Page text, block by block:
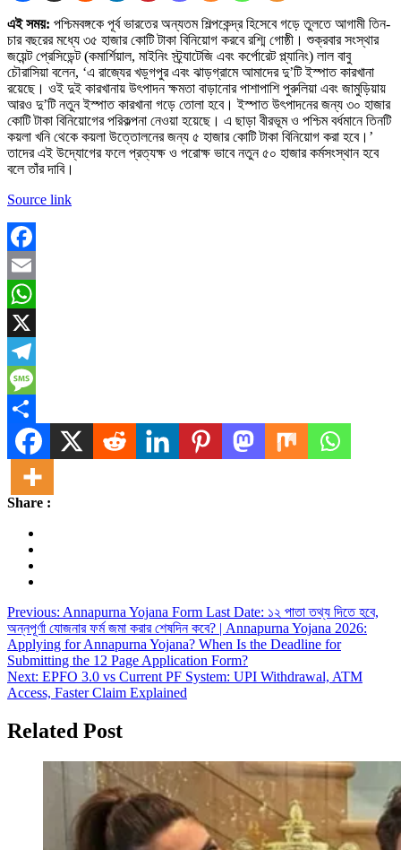
এই সময়: পশ্চিমবঙ্গকে পূর্ব ভারতের অন্যতম শিল্পকেন্দ্র হিসেবে গড়ে তুলতে আগামী তিন-
চার বছরের মধ্যে ৩৫ হাজার কোটি টাকা বিনিয়োগ করবে রশ্মি গোষ্ঠী। শুক্রবার সংস্থার
জয়েন্ট প্রেসিডেন্ট (কমার্শিয়াল, মাইনিং স্ট্র্যাটেজি এবং কর্পোরেট প্ল্যানিং) লাল বাবু
চৌরাসিয়া বলেন, ‘এ রাজ্যের খড়্গপুর এবং ঝাড়গ্রামে আমাদের দু’টি ইস্পাত কারখানা
রয়েছে। ওই দুই কারখানায় উৎপাদন ক্ষমতা বাড়ানোর পাশাপাশি পুরুলিয়া এবং জামুড়িয়ায়
আরও দু’টি নতুন ইস্পাত কারখানা গড়ে তোলা হবে। ইস্পাত উৎপাদনের জন্য ৩০ হাজার
কোটি টাকা বিনিয়োগের পরিকল্পনা নেওয়া হয়েছে। এ ছাড়া বীরভূম ও পশ্চিম বর্ধমানে তিনটি
কয়লা খনি থেকে কয়লা উত্তোলনের জন্য ৫ হাজার কোটি টাকা বিনিয়োগ করা হবে।’
তাদের এই উদ্যোগের ফলে প্রত্যক্ষ ও পরোক্ষ ভাবে নতুন ৫০ হাজার কর্মসংস্থান হবে
বলে তাঁর দাবি।
Source link
Facebook
Email
WhatsApp
X
Telegram
Message
Share
Share :
Post
navigation
Previous: Annapurna Yojana Form Last Date: ১২ পাতা তথ্য দিতে হবে,
অন্নপূর্ণা যোজনার ফর্ম জমা করার শেষদিন কবে? | Annapurna Yojana 2026:
Applying for Annapurna Yojana? When Is the Deadline for
Submitting the 12 Page Application Form?
Next: EPFO 3.0 vs Current PF System: UPI Withdrawal, ATM
Access, Faster Claim Explained
Related Post